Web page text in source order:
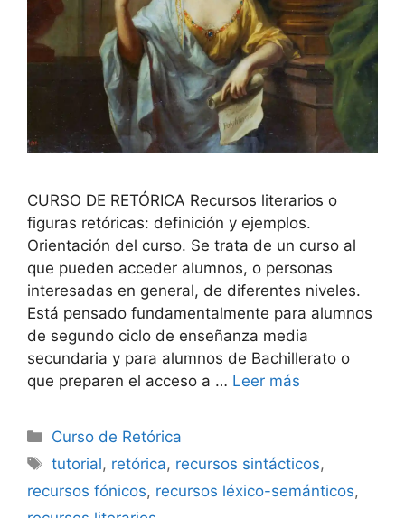
CURSO DE RETÓRICA Recursos literarios o
figuras retóricas: definición y ejemplos.
Orientación del curso. Se trata de un curso al
que pueden acceder alumnos, o personas
interesadas en general, de diferentes niveles.
Está pensado fundamentalmente para alumnos
de segundo ciclo de enseñanza media
secundaria y para alumnos de Bachillerato o
que preparen el acceso a … Leer más
Categorías
Curso de Retórica
Etiquetas
tutorial, retórica, recursos sintácticos,
recursos fónicos, recursos léxico-semánticos,